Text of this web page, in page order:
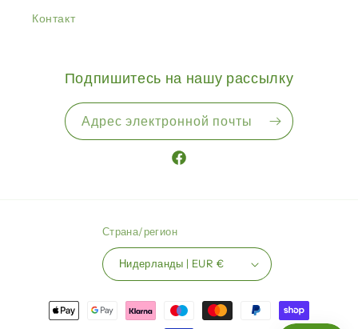
Контакт
Подпишитесь на нашу рассылку
Адрес электронной почты
Facebook
Страна/регион
Нидерланды | EUR €
Способы
оплаты